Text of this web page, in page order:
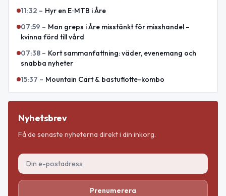
11:32 – Hyr en E‑MTB i Åre
07:59 – Man greps i Åre misstänkt för misshandel –
kvinna förd till vård
07:38 – Kort sammanfattning: väder, evenemang och
snabba nyheter
15:37 – Mountain Cart & bastuflotte-kombo
Nyhetsbrev
Få de senaste nyheterna direkt i din inkorg.
Prenumerera